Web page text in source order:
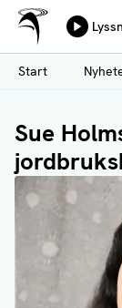
Hoppa
till
Ålands Radio & TV
Start
Sue